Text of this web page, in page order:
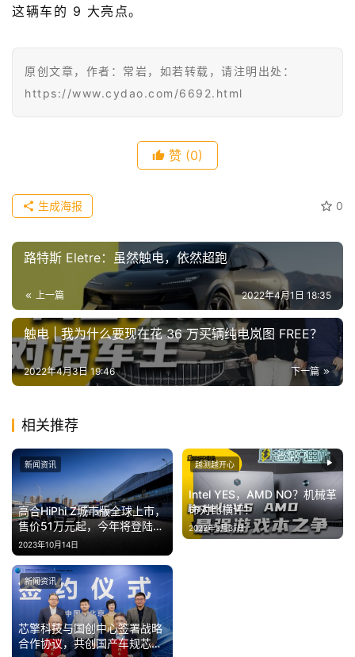
新
中
大
瓜
冒
险
家
资
讯
关
于
我
们
登录
这辆车的 9 大亮点。
原创文章，作者：常岩，如若转载，请注明出处：
https://www.cydao.com/6692.html
赞 (0)
0
生成海报
路特斯 Eletre：虽然触电，依然超跑
上一篇 2022年4月1日 18:35
触电 | 我为什么要现在花 36 万买辆纯电岚图 FREE？
下一篇
2022年4月3日 19:46
相关推荐
高合HiPhi Z城市版全球上市，
售价51万元起，今年将登陆中
东市场
2023年10月14日
新闻资讯
Intel YES，AMD NO？机械革
命对比横评！
2022年3月31日
越测越开心
芯擎科技与国创中心签署战略
合作协议，共创国产车规芯片
新闻资讯